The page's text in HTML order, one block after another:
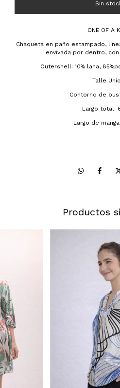
ONE OF A
Chaqueta en paño estampado,
envivada por dentro,
Outershell: 10% lana,
Talle
Contorno de
Largo total:
Largo de
Productos